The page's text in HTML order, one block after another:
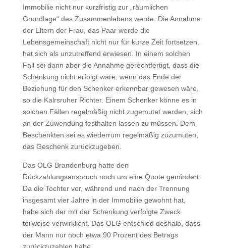
Immobilie nicht nur kurzfristig zur „räumlichen
Grundlage“ des Zusammenlebens werde. Die Annahme
der Eltern der Frau, das Paar werde die
Lebensgemeinschaft nicht nur für kurze Zeit fortsetzen,
hat sich als unzutreffend erwiesen. In einem solchen
Fall sei dann aber die Annahme gerechtfertigt, dass die
Schenkung nicht erfolgt wäre, wenn das Ende der
Beziehung für den Schenker erkennbar gewesen wäre,
so die Kalrsruher Richter. Einem Schenker könne es in
solchen Fällen regelmäßig nicht zugemutet werden, sich
an der Zuwendung festhalten lassen zu müssen. Dem
Beschenkten sei es wiederrum regelmäßig zuzumuten,
das Geschenk zurückzugeben.
Das OLG Brandenburg hatte den
Rückzahlungsanspruch noch um eine Quote gemindert.
Da die Tochter vor, während und nach der Trennung
insgesamt vier Jahre in der Immobilie gewohnt hat,
habe sich der mit der Schenkung verfolgte Zweck
teilweise verwirklicht. Das OLG entschied deshalb, dass
der Mann nur noch etwa 90 Prozent des Betrags